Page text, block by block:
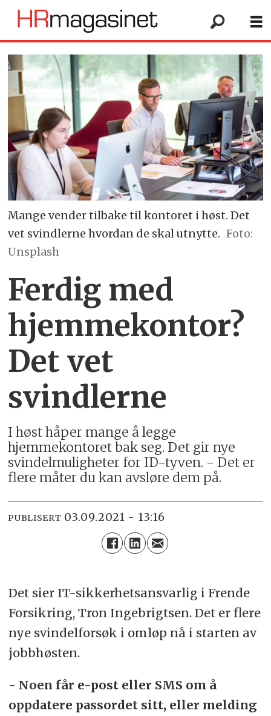
Mange vender tilbake til kontoret i høst. Det
vet svindlerne hvordan de skal utnytte. Foto:
Unsplash
Ferdig med
hjemmekontor?
Det vet
svindlerne
I høst håper mange å legge
hjemmekontoret bak seg. Det gir nye
svindelmuligheter for ID-tyven. - Det er
flere måter du kan avsløre dem på.
PUBLISERT 03.09.2021 - 13:16
Det sier IT-sikkerhetsansvarlig i Frende
Forsikring, Tron Ingebrigtsen. Det er flere
nye svindelforsøk i omløp nå i starten av
jobbhøsten.
- Noen får e-post eller SMS om å
oppdatere passordet sitt, eller melding